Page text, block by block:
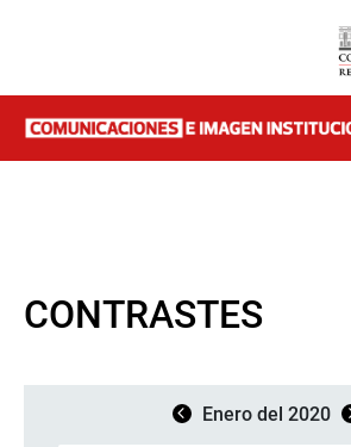
CONTRASTES
Enero del 2020